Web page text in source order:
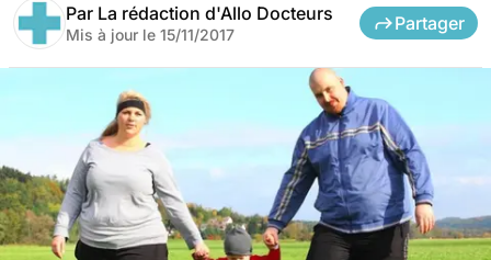
Par La rédaction d'Allo Docteurs
Mis à jour le 15/11/2017
Partager